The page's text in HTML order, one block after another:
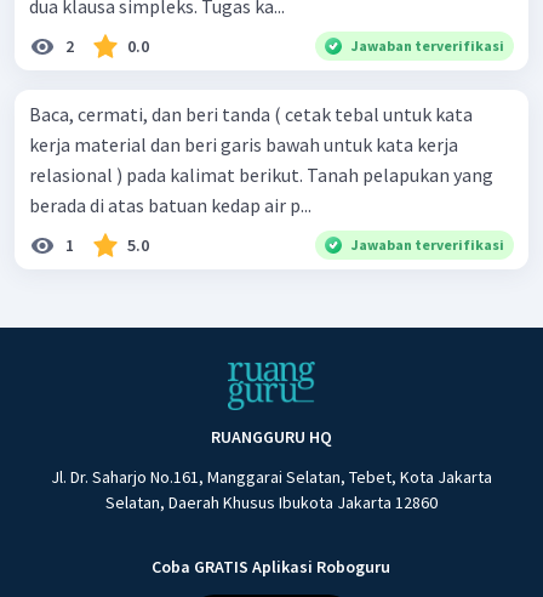
dua klausa simpleks. Tugas ka...
2 0.0 Jawaban terverifikasi
Baca, cermati, dan beri tanda ( cetak tebal untuk kata
kerja material dan beri garis bawah untuk kata kerja
relasional ) pada kalimat berikut. Tanah pelapukan yang
berada di atas batuan kedap air p...
1 5.0 Jawaban terverifikasi
RUANGGURU HQ
Jl. Dr. Saharjo No.161, Manggarai Selatan, Tebet, Kota Jakarta
Selatan, Daerah Khusus Ibukota Jakarta 12860
Coba GRATIS Aplikasi Roboguru